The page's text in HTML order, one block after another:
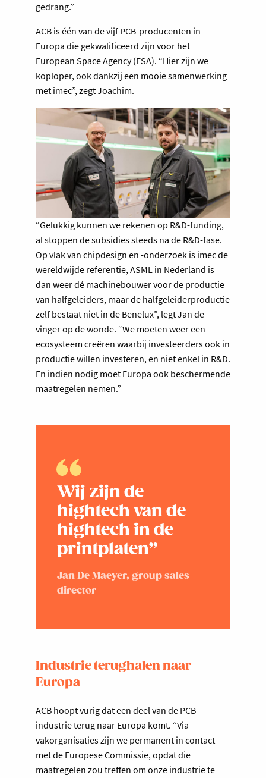
gedrang.”
ACB is één van de vijf PCB-producenten in
Europa die gekwalificeerd zijn voor het
European Space Agency (ESA). “Hier zijn we
koploper, ook dankzij een mooie samenwerking
met imec”, zegt Joachim.
“Gelukkig kunnen we rekenen op R&D-funding,
al stoppen de subsidies steeds na de R&D-fase.
Op vlak van chipdesign en -onderzoek is imec de
wereldwijde referentie, ASML in Nederland is
dan weer dé machinebouwer voor de productie
van halfgeleiders, maar de halfgeleiderproductie
zelf bestaat niet in de Benelux”, legt Jan de
vinger op de wonde. “We moeten weer een
ecosysteem creëren waarbij investeerders ook in
productie willen investeren, en niet enkel in R&D.
En indien nodig moet Europa ook beschermende
maatregelen nemen.”
Wij zijn de
hightech van de
hightech in de
printplaten”
Jan De Maeyer, group sales
director
Industrie terughalen naar
Europa
ACB hoopt vurig dat een deel van de PCB-
industrie terug naar Europa komt. “Via
vakorganisaties zijn we permanent in contact
met de Europese Commissie, opdat die
maatregelen zou treffen om onze industrie te